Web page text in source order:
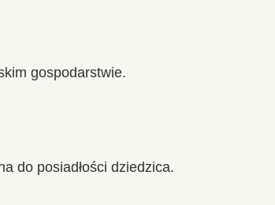
gospodarstwie.
do posiadłości dziedzica.